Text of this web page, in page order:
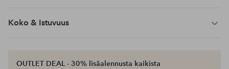
Koko & Istuvuus
OUTLET DEAL - 30% lisäalennusta kaikista